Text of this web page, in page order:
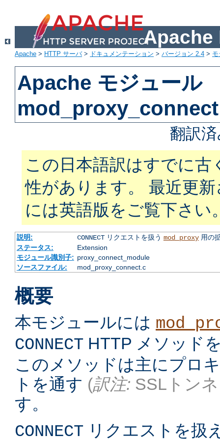
Apache
Apache > HTTP サーバ> ドキュメンテーション > バージョン 2.4 >
Apache モジュール
mod_proxy_connect
翻訳
この日本語訳はすでに古
性があります。 最近更
には英語版をご覧下さい
説明: CONNECTリクエストを扱う mod_proxy用の
ステータス:
Extension
モジュール識別子: proxy_connect_module
ソースファイル:
mod_proxy_connect.c
概要
本モジュールには
CONNECT HTTP メソッド
このメソッドは主にプロ
トを通す (訳注: SSLトン
す。
CONNECT リクエストを扱